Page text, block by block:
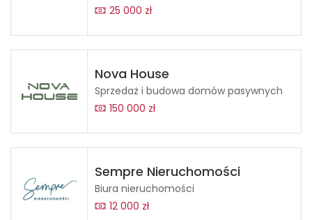
25 000 zł
Nova House
Sprzedaż i budowa domów pasywnych
150 000 zł
Sempre Nieruchomości
Biura nieruchomości
12 000 zł